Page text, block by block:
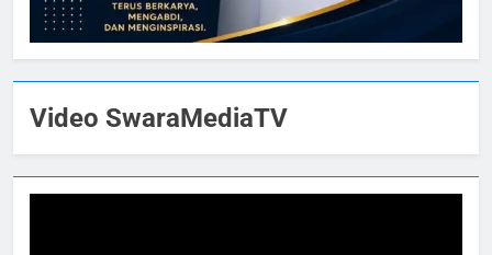
Video SwaraMediaTV